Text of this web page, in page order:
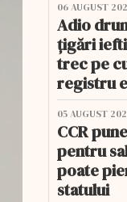
06 AUGUST
Adio
țigări
trec pe
registru
05 AUGUST
CCR
pentru
poate
statului